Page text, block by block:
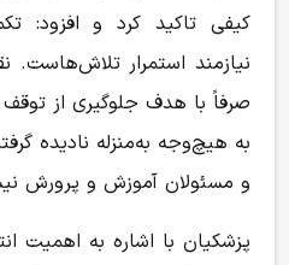
کیفی تاکید کرد و افزود:
نیازمند استمرار
صرفاً با هدف جلوگیری از
به هیچ‌وجه به‌منزله نادیده
و مسئولان آموزش و پرورش
پزشکیان با اشاره به اهمیت